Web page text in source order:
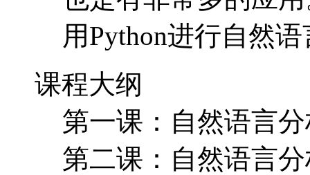
用Python进行自
课程大纲
第一课：自然语言
第二课：自然语言